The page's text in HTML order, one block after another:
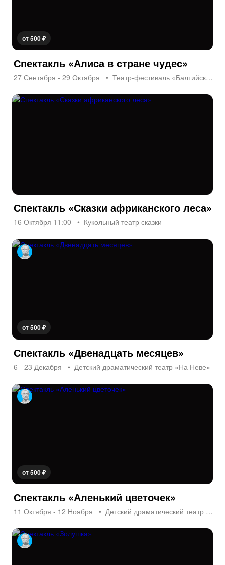
от 500 ₽
Спектакль «Алиса в стране чудес»
27 Сентября - 29 Октября Театр-фестиваль «Балтийский дом»
Спектакль «Сказки африканского леса»
16 Октября 11:00 Кукольный театр сказки
от 500 ₽
Спектакль «Двенадцать месяцев»
6 - 23 Декабря Детский драматический театр «На Неве»
от 500 ₽
Спектакль «Аленький цветочек»
11 Октября - 12 Ноября Детский драматический театр «На Неве»